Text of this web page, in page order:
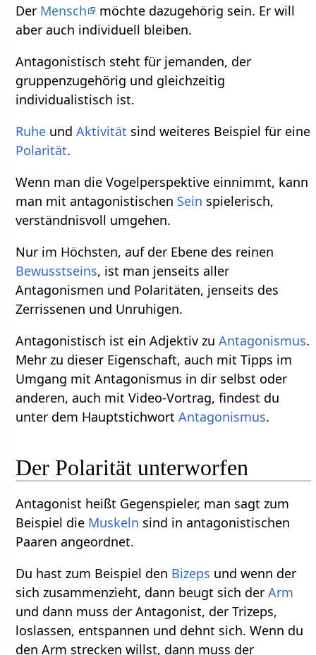
Der Mensch
möchte dazugehörig sein. Er will
aber auch individuell bleiben.
Antagonistisch steht für jemanden, der
gruppenzugehörig und gleichzeitig
individualistisch ist.
Ruhe undAktivität sind weiteres Beispiel für eine
Polarität.
Wenn man die Vogelperspektive einnimmt, kann
man mit antagonistischen Sein spielerisch,
verständnisvoll umgehen.
Nur im Höchsten, auf der Ebene des reinen
Bewusstseins, ist man jenseits aller
Antagonismen und Polaritäten, jenseits des
Zerrissenen und Unruhigen.
Antagonistisch ist ein Adjektiv zuAntagonismus.
Mehr zu dieser Eigenschaft, auch mit Tipps im
Umgang mit Antagonismus in dir selbst oder
anderen, auch mit Video-Vortrag, findest du
unter dem HauptstichwortAntagonismus.
Der Polarität unterworfen
Antagonist heißt Gegenspieler, man sagt zum
Beispiel die Muskeln sind in antagonistischen
Paaren angeordnet.
Du hast zum Beispiel den Bizeps und wenn der
sich zusammenzieht, dann beugt sich derArm
und dann muss der Antagonist, der Trizeps,
loslassen, entspannen und dehnt sich. Wenn du
den Arm strecken willst, dann muss der